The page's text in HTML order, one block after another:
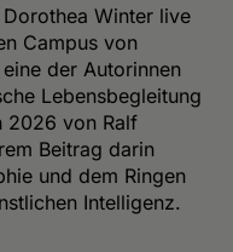
Winter live
Campus von
der Autorinnen
Lebensbegleitung
2026 von Ralf
Beitrag darin
und dem Ringen
Intelligenz.